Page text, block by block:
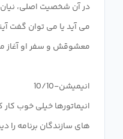
در آن شخصیت اصلی، نیان
می آید یا می توان گفت
انیماتورها خیلی خوب کار
های سازندگان برنامه را